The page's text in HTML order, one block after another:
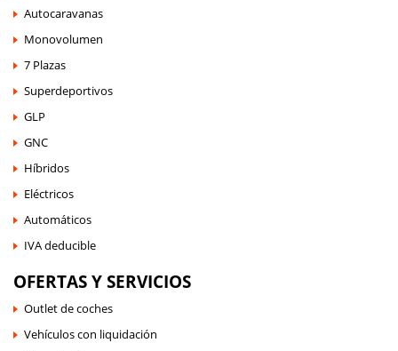
Autocaravanas
Monovolumen
7 Plazas
Superdeportivos
GLP
GNC
Híbridos
Eléctricos
Automáticos
IVA deducible
OFERTAS Y SERVICIOS
Outlet de coches
Vehículos con liquidación